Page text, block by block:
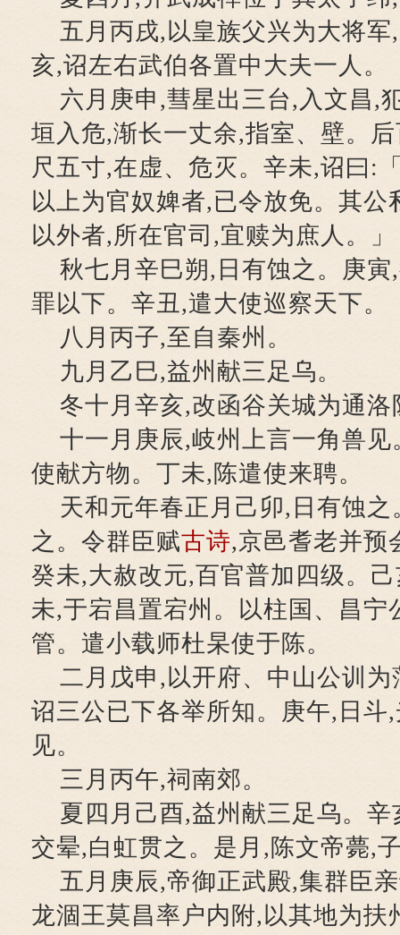
五月丙戌,以皇族父兴为大将
亥,诏左右武伯各置中大夫一人。
六月庚申,彗星出三台,入文昌,
垣入危,渐长一丈余,指室、壁。
尺五寸,在虚、危灭。辛未,诏曰:
以上为官奴婢者,已令放免。其公
以外者,所在官司,宜赎为庶人。」
秋七月辛巳朔,日有蚀之。庚
罪以下。辛丑,遣大使巡察天下。
八月丙子,至自秦州。
九月乙巳,益州献三足乌。
冬十月辛亥,改函谷关城为通洛
十一月庚辰,岐州上言一角兽
使献方物。丁未,陈遣使来聘。
天和元年春正月己卯,日有蚀
之。令群臣赋古诗,京邑耆老并预
癸未,大赦改元,百官普加四级。
未,于宕昌置宕州。以柱国、昌宁
管。遣小载师杜杲使于陈。
二月戊申,以开府、中山公训
诏三公已下各举所知。庚午,日斗
见。
三月丙午,祠南郊。
夏四月己酉,益州献三足乌。
交晕,白虹贯之。是月,陈文帝薨,
五月庚辰,帝御正武殿,集群臣
龙涸王莫昌率户内附,以其地为扶